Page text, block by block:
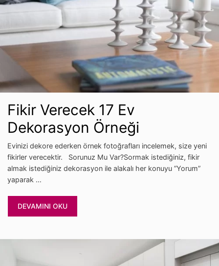
Fikir Verecek 17 Ev
Dekorasyon Örneği
Evinizi dekore ederken örnek fotoğrafları incelemek, size yeni
fikirler verecektir. Sorunuz Mu Var?Sormak istediğiniz, fikir
almak istediğiniz dekorasyon ile alakalı her konuyu ”Yorum”
yaparak …
DEVAMINI OKU